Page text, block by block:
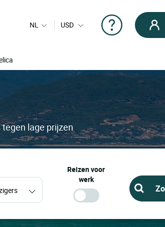
NL USD
lage prijzen
Reizen voor
werk